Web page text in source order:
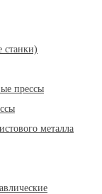
станки)
прессы
металла